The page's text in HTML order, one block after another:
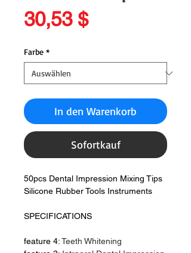
30,53 $Preis
Farbe *
In den Warenkorb
Sofortkauf
50pcs Dental Impression Mixing Tips
Silicone Rubber Tools Instruments
SPECIFICATIONS
feature 4:Teeth Whitening